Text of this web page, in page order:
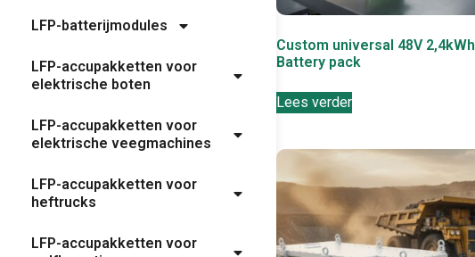
LFP-batterijmodules
LFP-accupakketten voor
elektrische boten
LFP-accupakketten voor
elektrische veegmachines
LFP-accupakketten voor
heftrucks
LFP-accupakketten voor
Custom universal 48V 2,4kWh
Battery pack
Lees verder